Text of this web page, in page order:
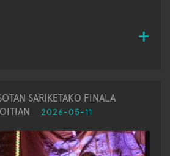
SARIKETAKO FINALA
2026-05-11